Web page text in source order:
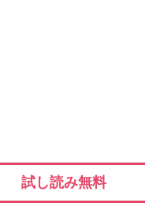
試し読み無料